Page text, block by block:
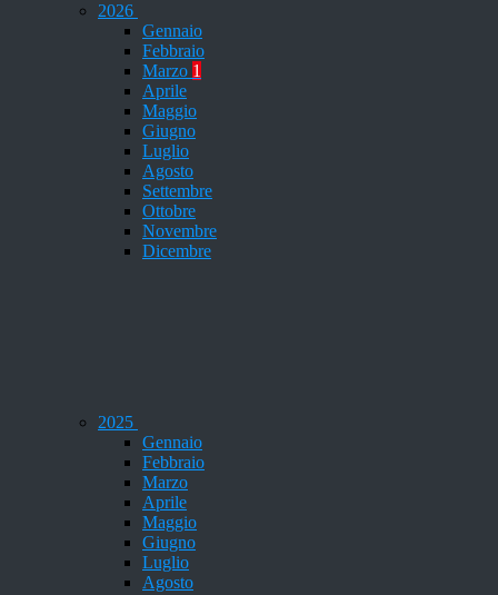
2026
Gennaio
Febbraio
Marzo 1
Aprile
Maggio
Giugno
Luglio
Agosto
Settembre
Ottobre
Novembre
Dicembre
2025
Gennaio
Febbraio
Marzo
Aprile
Maggio
Giugno
Luglio
Agosto